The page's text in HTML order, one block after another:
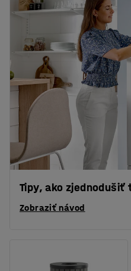
Tipy, ako zjednodušiť
Zobraziť návod